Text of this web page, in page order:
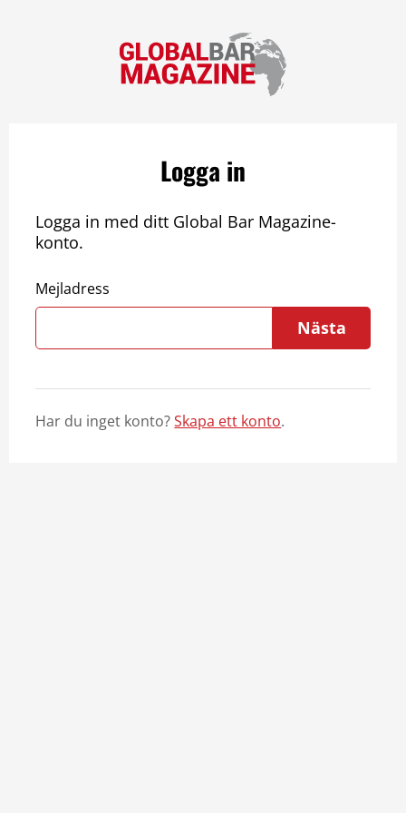
Logga in
Logga in med ditt Global Bar Magazine-
konto.
Mejladress
Nästa
Har du inget konto?Skapa ett konto.